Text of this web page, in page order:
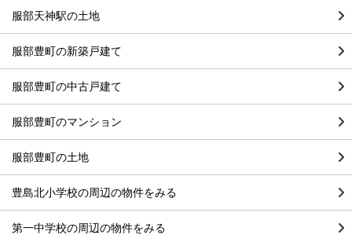
服部天神駅の土地
服部豊町の新築戸建て
服部豊町の中古戸建て
服部豊町のマンション
服部豊町の土地
豊島北小学校の周辺の物件をみる
第一中学校の周辺の物件をみる